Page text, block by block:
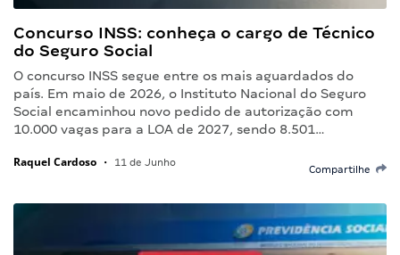
Concurso INSS: conheça o cargo de Técnico
do Seguro Social
O concurso INSS segue entre os mais aguardados do
país. Em maio de 2026, o Instituto Nacional do Seguro
Social encaminhou novo pedido de autorização com
10.000 vagas para a LOA de 2027, sendo 8.501…
Raquel Cardoso • 11 de Junho
Compartilhe